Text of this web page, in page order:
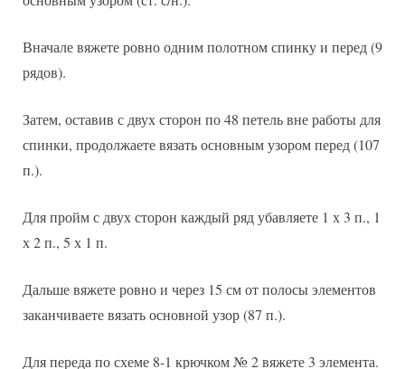
Вначале вяжете ровно одним полотном спинку и перед (9
рядов).
Затем, оставив с двух сторон по 48 петель вне работы для
спинки, продолжаете вязать основным узором перед (107
п.).
Для пройм с двух сторон каждый ряд убавляете 1 х 3 п., 1
х 2 п., 5 х 1 п.
Дальше вяжете ровно и через 15 см от полосы элементов
заканчиваете вязать основной узор (87 п.).
Для переда по схеме 8-1 крючком № 2 вяжете 3 элемента.